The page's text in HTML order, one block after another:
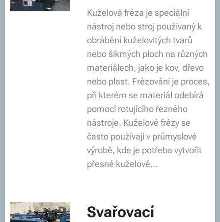
Kuželová fréza je speciální
nástroj nebo stroj používaný k
obrábění kuželovitých tvarů
nebo šikmých ploch na různých
materiálech, jako je kov, dřevo
nebo plast. Frézování je proces,
při kterém se materiál odebírá
pomocí rotujícího řezného
nástroje. Kuželové frézy se
často používají v průmyslové
výrobě, kde je potřeba vytvořit
přesné kuželové...
Svařovací